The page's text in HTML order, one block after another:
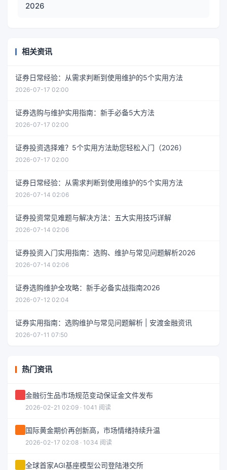
2026
相关资讯
证券日常经验：从需求判断到使用维护的5个实用方法
2026-07-17 02:00
证券选购与维护实用指南：新手必备5大方法
2026-07-17 02:00
证券投资选择难？5个实用方法助您轻松入门（2026）
2026-07-17 02:00
证券日常经验：从需求判断到使用维护的5个实用方法
2026-07-14 02:06
证券投资常见难题与解决方法：五大实用技巧详解
2026-07-14 02:06
证券投资入门实用指南：选购、维护与常见问题解析2026
2026-07-14 02:06
证券选购维护全攻略：新手必备实战指南2026
2026-07-12 02:04
证券实用指南：选购维护与常见问题解析 | 安渡金融资讯
2026-07-11 07:50
热门资讯
金融衍生品市场规范变动保证金文件发布
2026-02-21 02:09 · 1041 阅读
国际黄金期价再创新高，市场情绪持续升温
2026-02-17 02:08 · 1034 阅读
全球首家AGI基座模型公司登陆港交所